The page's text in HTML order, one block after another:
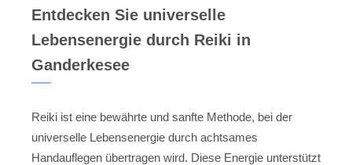
Entdecken Sie universelle
Lebensenergie durch Reiki in
Ganderkesee
Reiki ist eine bewährte und sanfte Methode, bei der
universelle Lebensenergie durch achtsames
Handauflegen übertragen wird. Diese Energie unterstützt